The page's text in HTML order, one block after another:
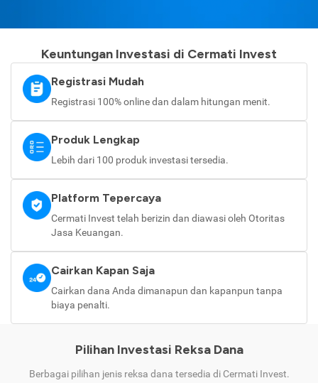
Keuntungan Investasi di Cermati Invest
Registrasi Mudah
Registrasi 100% online dan dalam hitungan menit.
Produk Lengkap
Lebih dari 100 produk investasi tersedia.
Platform Tepercaya
Cermati Invest telah berizin dan diawasi oleh Otoritas
Jasa Keuangan.
Cairkan Kapan Saja
Cairkan dana Anda dimanapun dan kapanpun tanpa
biaya penalti.
Pilihan Investasi Reksa Dana
Berbagai pilihan jenis reksa dana tersedia di Cermati Invest.